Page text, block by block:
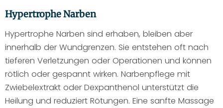
Hypertrophe Narben
Hypertrophe Narben sind erhaben, bleiben aber
innerhalb der Wundgrenzen. Sie entstehen oft nach
tieferen Verletzungen oder Operationen und können
rötlich oder gespannt wirken. Narbenpflege mit
Zwiebelextrakt oder Dexpanthenol unterstützt die
Heilung und reduziert Rötungen. Eine sanfte Massage